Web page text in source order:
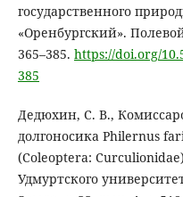
государственного
«Оренбургский».
365–385. https://doi.org/
385
Дедюхин, С. В.,
долгоносика Philernus
(Coleoptera:
Удмуртского